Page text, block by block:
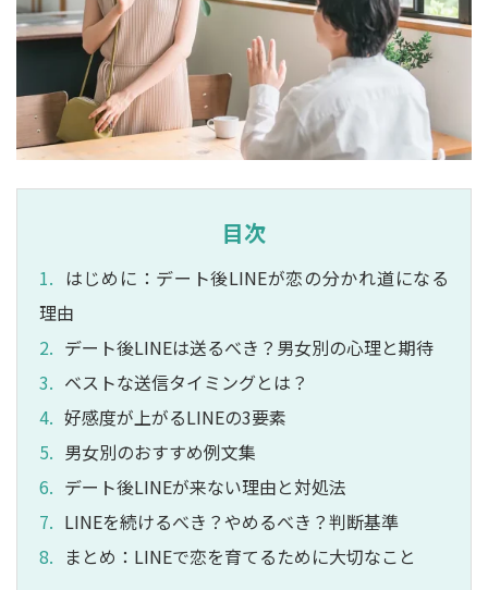
目次
はじめに：デート後LINEが恋の分かれ道になる
理由
デート後LINEは送るべき？男女別の心理と期待
ベストな送信タイミングとは？
好感度が上がるLINEの3要素
男女別のおすすめ例文集
デート後LINEが来ない理由と対処法
LINEを続けるべき？やめるべき？判断基準
まとめ：LINEで恋を育てるために大切なこと